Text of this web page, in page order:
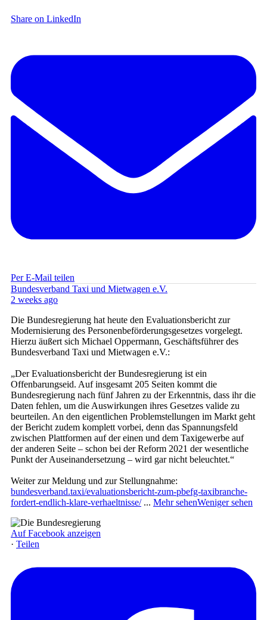
Share on LinkedIn
Per E-Mail teilen
Bundesverband Taxi und Mietwagen e.V.
2 weeks ago
Die Bundesregierung hat heute den Evaluationsbericht zur
Modernisierung des Personenbeförderungsgesetzes vorgelegt.
Hierzu äußert sich Michael Oppermann, Geschäftsführer des
Bundesverband Taxi und Mietwagen e.V.:
„Der Evaluationsbericht der Bundesregierung ist ein
Offenbarungseid. Auf insgesamt 205 Seiten kommt die
Bundesregierung nach fünf Jahren zu der Erkenntnis, dass ihr die
Daten fehlen, um die Auswirkungen ihres Gesetzes valide zu
beurteilen. An den eigentlichen Problemstellungen im Markt geht
der Bericht zudem komplett vorbei, denn das Spannungsfeld
zwischen Plattformen auf der einen und dem Taxigewerbe auf
der anderen Seite – schon bei der Reform 2021 der wesentliche
Punkt der Auseinandersetzung – wird gar nicht beleuchtet.“
Weiter zur Meldung und zur Stellungnahme:
bundesverband.taxi/evaluationsbericht-zum-pbefg-taxibranche-
fordert-endlich-klare-verhaeltnisse/ ... Mehr sehenWeniger sehen
Auf Facebook anzeigen
· Teilen